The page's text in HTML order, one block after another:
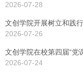
2026-07-28
文创学院开展树立和践
2026-07-26
文创学院在校第四届“党
2026-07-24